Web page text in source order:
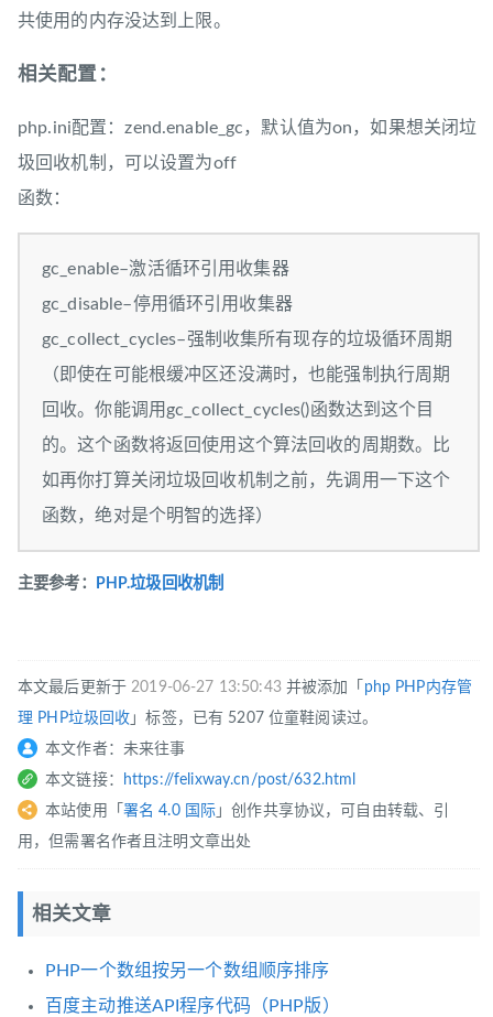
共使用的内存没达到上限。
相关配置：
php.ini配置：zend.enable_gc，默认值为on，如果想关闭垃
圾回收机制，可以设置为off
函数：
gc_enable–激活循环引用收集器
gc_disable–停用循环引用收集器
gc_collect_cycles–强制收集所有现存的垃圾循环周期
（即使在可能根缓冲区还没满时，也能强制执行周期
回收。你能调用gc_collect_cycles()函数达到这个目
的。这个函数将返回使用这个算法回收的周期数。比
如再你打算关闭垃圾回收机制之前，先调用一下这个
函数，绝对是个明智的选择）
主要参考： PHP.垃圾回收机制
本文最后更新于2019-06-27 13:50:43并被添加「 php PHP内存管
理 PHP垃圾回收 」标签，已有 5207 位童鞋阅读过。
本文作者：未来往事
本文链接：
https://felixway.cn/post/632.html
本站使用「 署名 4.0 国际 」创作共享协议，可自由转载、引
用，但需署名作者且注明文章出处
相关文章
PHP一个数组按另一个数组顺序排序
百度主动推送API程序代码（PHP版）